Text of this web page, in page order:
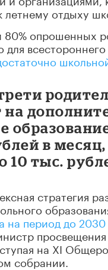
летнему отдыху
80% опрошенных
для
на
в
10 тыс.
стратегия
на период до 2030
на XI
собрании.